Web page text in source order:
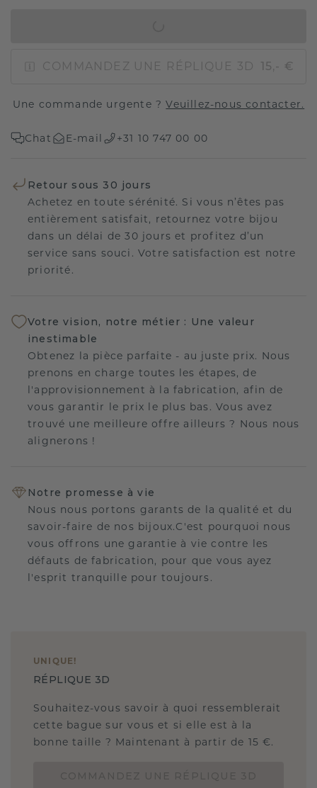
COMMANDEZ UNE RÉPLIQUE 3D 15,- €
Une commande urgente ?Veuillez-nous contacter.
Chat E-mail +31 10 747 00 00
Retour sous 30 jours
Achetez en toute sérénité. Si vous n’êtes pas
entièrement satisfait, retournez votre bijou
dans un délai de 30 jours et profitez d’un
service sans souci. Votre satisfaction est notre
priorité.
Votre vision, notre métier : Une valeur
inestimable
Obtenez la pièce parfaite - au juste prix. Nous
prenons en charge toutes les étapes, de
l'approvisionnement à la fabrication, afin de
vous garantir le prix le plus bas. Vous avez
trouvé une meilleure offre ailleurs ? Nous nous
alignerons !
Notre promesse à vie
Nous nous portons garants de la qualité et du
savoir-faire de nos bijoux.C'est pourquoi nous
vous offrons une garantie à vie contre les
défauts de fabrication, pour que vous ayez
l'esprit tranquille pour toujours.
UNIQUE !
RÉPLIQUE 3D
Souhaitez-vous savoir à quoi ressemblerait
cette bague sur vous et si elle est à la
bonne taille ? Maintenant à partir de 15 €.